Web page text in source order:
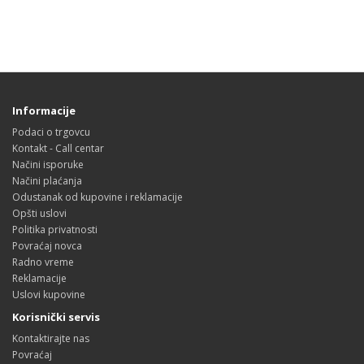
Informacije
Podaci o trgovcu
Kontakt - Call centar
Načini isporuke
Načini plaćanja
Odustanak od kupovine i reklamacije
Opšti uslovi
Politika privatnosti
Povraćaj novca
Radno vreme
Reklamacije
Uslovi kupovine
Korisnički servis
Kontaktirajte nas
Povraćaj